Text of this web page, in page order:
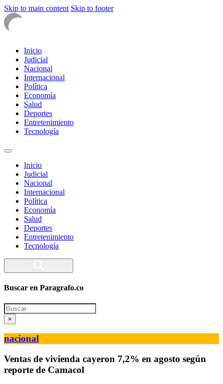
Skip to main content Skip to footer
Inicio
Judicial
Nacional
Internacional
Política
Economía
Salud
Deportes
Entretenimiento
Tecnología
Inicio
Judicial
Nacional
Internacional
Política
Economía
Salud
Deportes
Entretenimiento
Tecnología
Buscar en Paragrafo.co
Search
×
nacional
Ventas de vivienda cayeron 7,2% en agosto según
reporte de Camacol